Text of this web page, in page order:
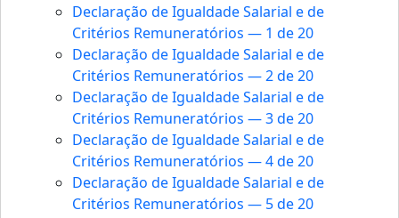
Declaração de Igualdade Salarial e de
Critérios Remuneratórios — 1 de 20
Declaração de Igualdade Salarial e de
Critérios Remuneratórios — 2 de 20
Declaração de Igualdade Salarial e de
Critérios Remuneratórios — 3 de 20
Declaração de Igualdade Salarial e de
Critérios Remuneratórios — 4 de 20
Declaração de Igualdade Salarial e de
Critérios Remuneratórios — 5 de 20